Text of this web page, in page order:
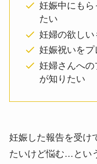
妊娠中にもら
たい
妊婦の欲し
妊娠祝いを
妊婦さんへの
が知りたい
妊娠した報告を受け
たいけど悩む…とい